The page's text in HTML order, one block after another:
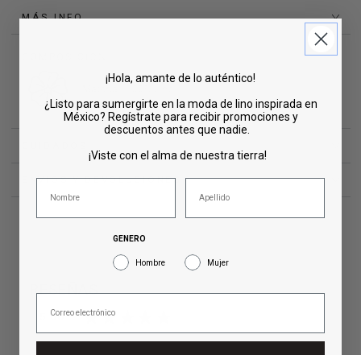
MÁS INFO
ENVÍOS Y DEVOLUCIONES
RESEÑAS
5.00
¡Hola, amante de lo auténtico!
¿Listo para sumergirte en la moda de lino inspirada en
México? Regístrate para recibir promociones y
descuentos antes que nadie.
¡Viste con el alma de nuestra tierra!
GENERO
Hombre Mujer